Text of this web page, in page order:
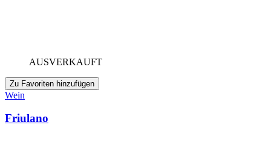
AUSVERKAUFT
Zu Favoriten hinzufügen
Wein
Friulano